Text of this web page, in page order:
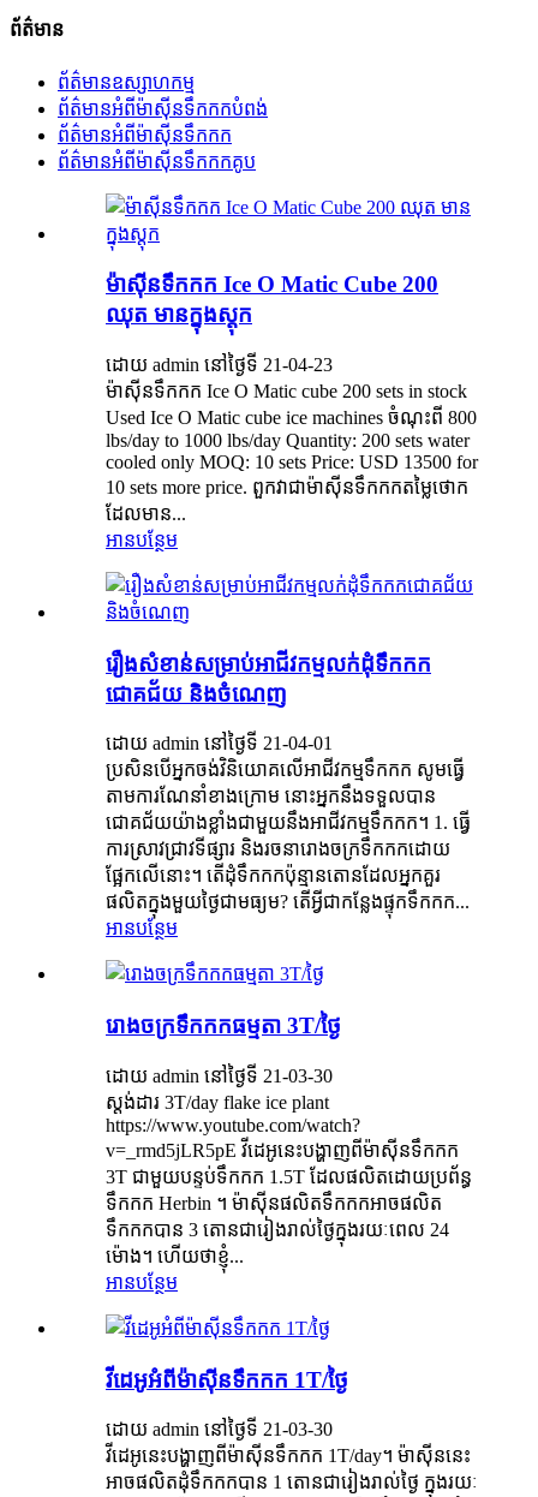
ព័ត៌មាន
ព័ត៌មានឧស្សាហកម្ម
ព័ត៌មានអំពីម៉ាស៊ីនទឹកកកបំពង់
ព័ត៌មានអំពីម៉ាស៊ីនទឹកកក
ព័ត៌មានអំពីម៉ាស៊ីនទឹកកកគូប
ម៉ាសុីនទឹកកក Ice O Matic Cube 200
ឈុត មានក្នុងស្តុក
ដោយ admin នៅថ្ងៃទី 21-04-23
ម៉ាសុីនទឹកកក Ice O Matic cube 200 sets in stock
Used Ice O Matic cube ice machines ចំណុះពី 800
lbs/day to 1000 lbs/day Quantity: 200 sets water
cooled only MOQ: 10 sets Price: USD 13500 for
10 sets more price. ពួកវាជាម៉ាស៊ីនទឹកកកតម្លៃថោក
ដែលមាន...
អានបន្ថែម
រឿងសំខាន់សម្រាប់អាជីវកម្មលក់ដុំទឹកកក
ជោគជ័យ និងចំណេញ
ដោយ admin នៅថ្ងៃទី 21-04-01
ប្រសិនបើអ្នកចង់វិនិយោគលើអាជីវកម្មទឹកកក សូមធ្វើ
តាមការណែនាំខាងក្រោម នោះអ្នកនឹងទទួលបាន
ជោគជ័យយ៉ាងខ្លាំងជាមួយនឹងអាជីវកម្មទឹកកក។ 1. ធ្វើ
ការស្រាវជ្រាវទីផ្សារ និងរចនារោងចក្រទឹកកកដោយ
ផ្អែកលើនោះ។ តើដុំទឹកកកប៉ុន្មានតោនដែលអ្នកគួរ
ផលិតក្នុងមួយថ្ងៃជាមធ្យម? តើអ្វីជាកន្លែងផ្ទុកទឹកកក...
អានបន្ថែម
រោងចក្រទឹកកកធម្មតា 3T/ថ្ងៃ
ដោយ admin នៅថ្ងៃទី 21-03-30
ស្តង់ដារ 3T/day flake ice plant
https://www.youtube.com/watch?
v=_rmd5jLR5pE វីដេអូនេះបង្ហាញពីម៉ាស៊ីនទឹកកក
3T ជាមួយបន្ទប់ទឹកកក 1.5T ដែលផលិតដោយប្រព័ន្ធ
ទឹកកក Herbin ។ ម៉ាស៊ីនផលិតទឹកកកអាចផលិត
ទឹកកកបាន 3 តោនជារៀងរាល់ថ្ងៃក្នុងរយៈពេល 24
ម៉ោង។ ហើយថាខ្ញុំ...
អានបន្ថែម
វីដេអូអំពីម៉ាស៊ីនទឹកកក 1T/ថ្ងៃ
ដោយ admin នៅថ្ងៃទី 21-03-30
វីដេអូនេះបង្ហាញពីម៉ាស៊ីនទឹកកក 1T/day។ ម៉ាស៊ីននេះ
អាចផលិតដុំទឹកកកបាន 1 តោនជារៀងរាល់ថ្ងៃ ក្នុងរយៈ